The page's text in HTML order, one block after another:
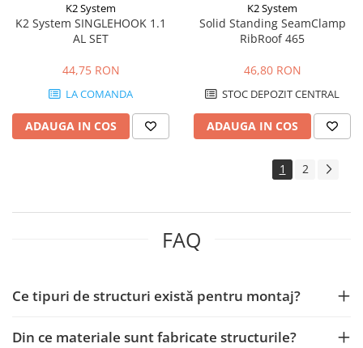
K2 System
K2 System SINGLEHOOK 1.1
AL SET
44,75 RON
LA COMANDA
ADAUGA IN COS
K2 System
Solid Standing SeamClamp
RibRoof 465
46,80 RON
STOC DEPOZIT CENTRAL
ADAUGA IN COS
1 2
FAQ
Ce tipuri de structuri există pentru montaj?
Din ce materiale sunt fabricate structurile?